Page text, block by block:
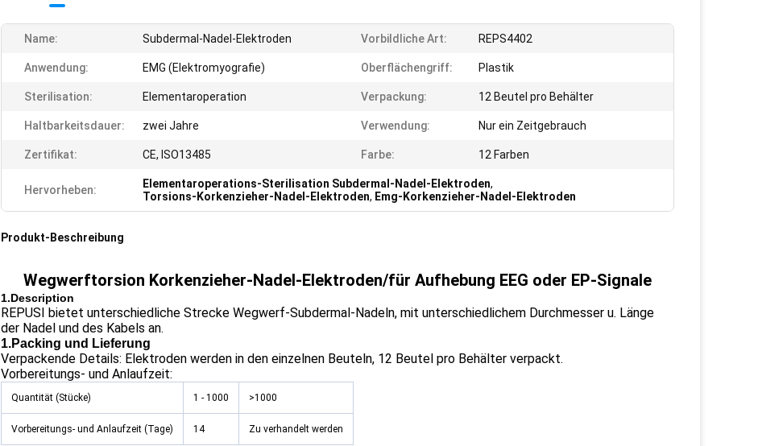
Name: Subdermal-Nadel-Elektroden Vorbildliche Art: REPS4402
Anwendung: EMG (Elektromyografie) Oberflächengriff: Plastik
Sterilisation: Elementaroperation Verpackung: 12 Beutel pro Behälter
Haltbarkeitsdauer: zwei Jahre Verwendung: Nur ein Zeitgebrauch
Zertifikat: CE, ISO13485 Farbe: 12 Farben
Hervorheben: Elementaroperations-Sterilisation Subdermal-Nadel-Elektroden,
Torsions-Korkenzieher-Nadel-Elektroden, Emg-Korkenzieher-Nadel-Elektroden
Produkt-Beschreibung
Wegwerftorsion Korkenzieher-Nadel-Elektroden/für Aufhebung EEG oder EP-Signale
1.Description
REPUSI bietet unterschiedliche Strecke Wegwerf-Subdermal-Nadeln, mit unterschiedlichem Durchmesser u. Länge
der Nadel und des Kabels an.
1.Packing und Lieferung
Verpackende Details: Elektroden werden in den einzelnen Beuteln, 12 Beutel pro Behälter verpackt.
Vorbereitungs- und Anlaufzeit:
Quantität (Stücke) 1 - 1000 >1000
Vorbereitungs- und Anlaufzeit (Tage) 14 Zu verhandelt werden